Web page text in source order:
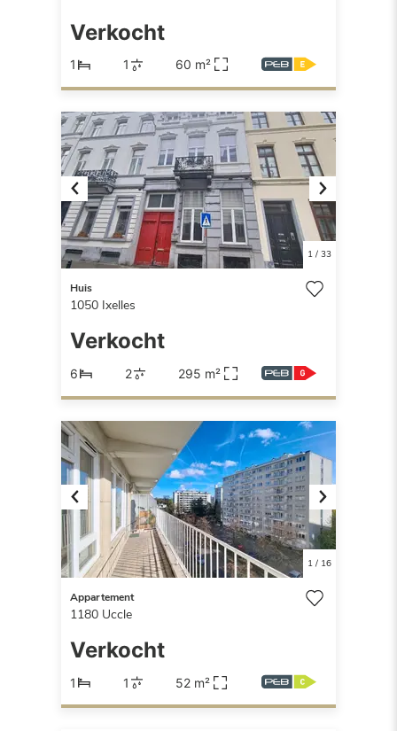
Verkocht
1 1 60 m²
Previous Next
1/ 33
Huis
1050 Ixelles
Verkocht
6 2 295 m²
Previous Next
1/ 16
Appartement
1180 Uccle
Verkocht
1 1 52 m²